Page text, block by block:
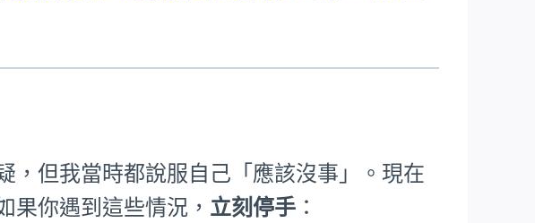
，但我當時都說服自己「應該沒事」。現在
果你遇到這些情況， 立刻停手 ：